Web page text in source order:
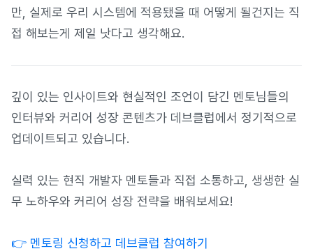
만, 실제로 우리 시스템에 적용됐을 때 어떻게 될건지는 직
접 해보는게 제일 낫다고 생각해요.
깊이 있는 인사이트와 현실적인 조언이 담긴 멘토님들의
인터뷰와 커리어 성장 콘텐츠가 데브클럽에서 정기적으로
업데이트되고 있습니다.
실력 있는 현직 개발자 멘토들과 직접 소통하고, 생생한 실
무 노하우와 커리어 성장 전략을 배워보세요!
👉 멘토링 신청하고 데브클럽 참여하기